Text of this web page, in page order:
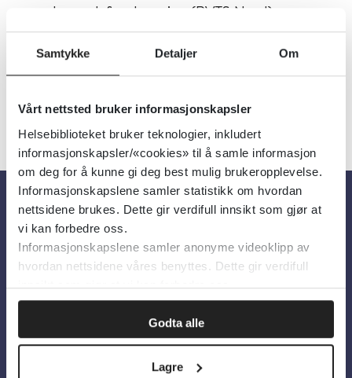
Samtykke Detaljer Om
Vårt nettsted bruker informasjonskapsler
Helsebiblioteket bruker teknologier, inkludert
informasjonskapsler/«cookies» til å samle informasjon
om deg for å kunne gi deg best mulig brukeropplevelse.
Informasjonskapslene samler statistikk om hvordan
nettsidene brukes. Dette gir verdifull innsikt som gjør at
vi kan forbedre oss.
Informasjonskapslene samler anonyme videoklipp av
hvordan nettsidene våres benyttes. Dette gir verdifull
innsikt som gjør at vi kan forbedre oss.
Godta alle
Lagre
selvmordsforebygging (RVTS Nord)
Språk:Norsk
Om oss
Om Helsebiblioteket
Personvern og informasjonskapsler
Tilgjengelighetserklæring